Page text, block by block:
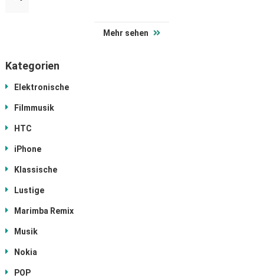
Mehr sehen
Kategorien
Elektronische
Filmmusik
HTC
iPhone
Klassische
Lustige
Marimba Remix
Musik
Nokia
POP